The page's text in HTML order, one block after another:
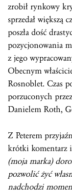
zrobił rynkowy
sprzedał większą
poszła dość
pozycjonowania
z jego
Obecnym
Rosnoblet. Czas
porzuconych
Danielem Roth,
Z Peterem
krótki komentarz i
(moja marka)
pozwolić żyć
nadchodzi